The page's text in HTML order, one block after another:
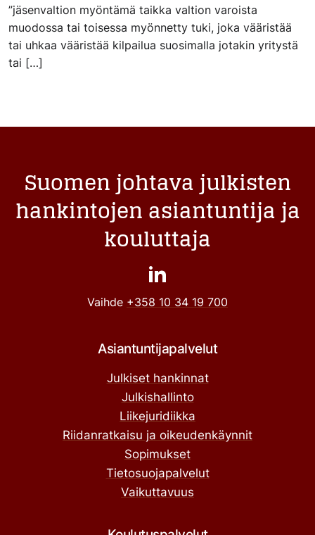
”jäsenvaltion myöntämä taikka valtion varoista
muodossa tai toisessa myönnetty tuki, joka vääristää
tai uhkaa vääristää kilpailua suosimalla jotakin yritystä
tai […]
Suomen johtava julkisten
hankintojen asiantuntija ja
kouluttaja
Vaihde +358 10 34 19 700
Asiantuntijapalvelut
Julkiset hankinnat
Julkishallinto
Liikejuridiikka
Riidanratkaisu ja oikeudenkäynnit
Sopimukset
Tietosuojapalvelut
Vaikuttavuus